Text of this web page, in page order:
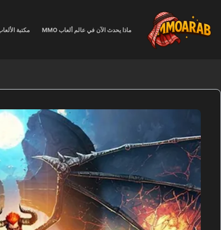
المحتوى
ماذا يحدث الآن في عالم ألعاب MMO مكتبة